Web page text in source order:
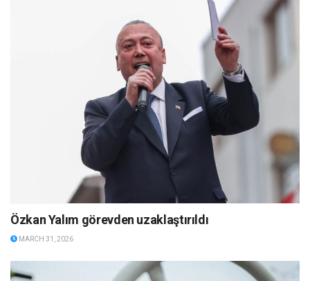
Özkan Yalım görevden uzaklaştırıldı
MARCH 31, 2026